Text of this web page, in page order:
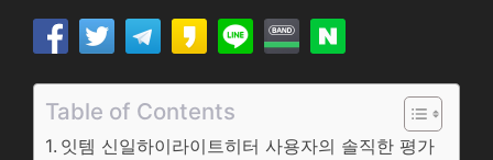
Table of Contents
잇템 신일하이라이트히터 사용자의 솔직한 평가